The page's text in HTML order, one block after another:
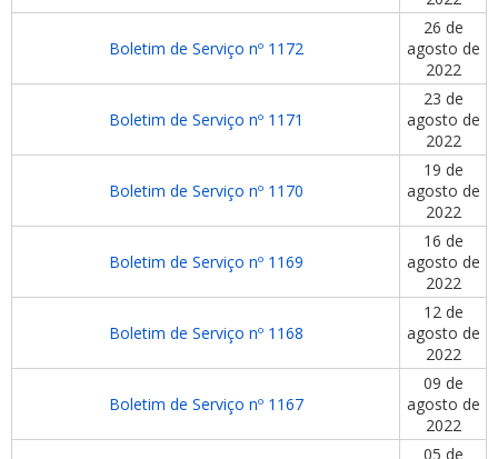
Boletim de Serviço nº 1172
26 de
agosto de
2022
Boletim de Serviço nº 1171
23 de
agosto de
2022
Boletim de Serviço nº 1170
19 de
agosto de
2022
Boletim de Serviço nº 1169
16 de
agosto de
2022
Boletim de Serviço nº 1168
12 de
agosto de
2022
Boletim de Serviço nº 1167
09 de
agosto de
2022
05 de